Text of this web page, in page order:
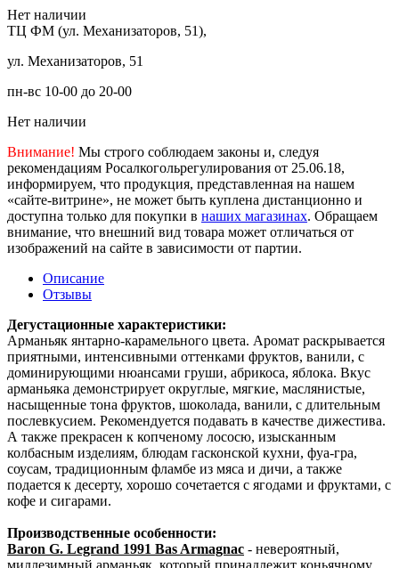
Нет наличии
ТЦ ФМ (ул. Механизаторов, 51),
ул. Механизаторов, 51
пн-вс 10-00 до 20-00
Нет наличии
Внимание! Мы строго соблюдаем законы и, следуя
рекомендациям Росалкогольрегулирования от 25.06.18,
информируем, что продукция, представленная на нашем
«сайте-витрине», не может быть куплена дистанционно и
доступна только для покупки в наших магазинах. Обращаем
внимание, что внешний вид товара может отличаться от
изображений на сайте в зависимости от партии.
Описание
Отзывы
Дегустационные характеристики:
Арманьяк янтарно-карамельного цвета. Аромат раскрывается
приятными, интенсивными оттенками фруктов, ванили, с
доминирующими нюансами груши, абрикоса, яблока. Вкус
арманьяка демонстрирует округлые, мягкие, маслянистые,
насыщенные тона фруктов, шоколада, ванили, с длительным
послевкусием. Рекомендуется подавать в качестве дижестива.
А также прекрасен к копченому лососю, изысканным
колбасным изделиям, блюдам гасконской кухни, фуа-гра,
соусам, традиционным фламбе из мяса и дичи, а также
подается к десерту, хорошо сочетается с ягодами и фруктами, с
кофе и сигарами.
Производственные особенности:
Baron G. Legrand 1991 Bas Armagnac - невероятный,
миллезимный арманьяк, который принадлежит коньячному